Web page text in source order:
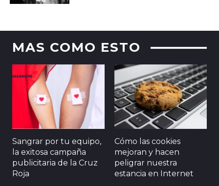
MAS COMO ESTO
Sangrar por tu equipo,
la exitosa campaña
publicitaria de la Cruz
Roja
Cómo las cookies
mejoran y hacen
peligrar nuestra
estancia en Internet